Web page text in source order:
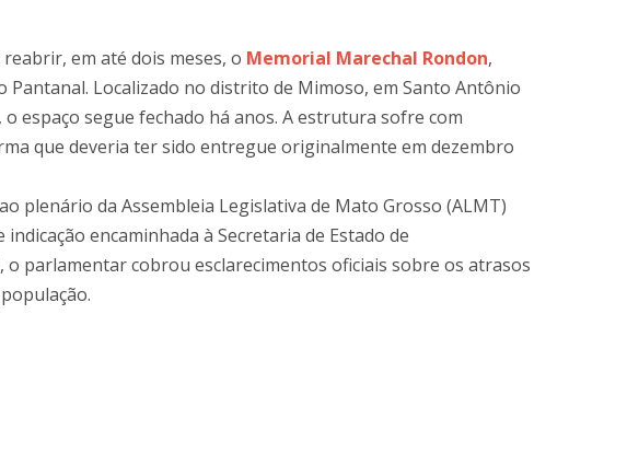
em até dois meses, o Memorial Marechal Rondon,
Localizado no distrito de Mimoso, em Santo Antônio
espaço segue fechado há anos. A estrutura sofre com
que deveria ter sido entregue originalmente em dezembro
plenário da Assembleia Legislativa de Mato Grosso (ALMT)
encaminhada à Secretaria de Estado de
parlamentar cobrou esclarecimentos oficiais sobre os atrasos